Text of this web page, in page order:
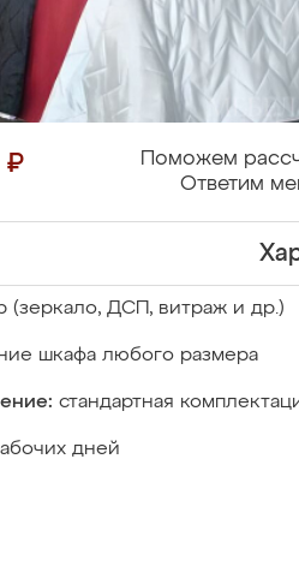
₽
Поможем
Ответим
(зеркало, ДСП, витраж и др.)
шкафа любого размера
стандартная
дней